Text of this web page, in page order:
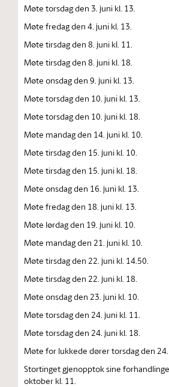
Møte torsdag den 3. juni kl. 13.
Møte fredag den 4. juni kl. 13.
Møte tirsdag den 8. juni kl. 11.
Møte tirsdag den 8. juni kl. 18.
Møte onsdag den 9. juni kl. 13.
Møte torsdag den 10. juni kl. 13.
Møte torsdag den 10. juni kl. 18.
Møte mandag den 14. juni kl. 10.
Møte tirsdag den 15. juni kl. 10.
Møte tirsdag den 15. juni kl. 18.
Møte onsdag den 16. juni kl. 13.
Møte fredag den 18. juni kl. 13.
Møte lørdag den 19. juni kl. 10.
Møte mandag den 21. juni kl. 10.
Møte tirsdag den 22. juni kl. 14.50.
Møte tirsdag den 22. juni kl. 18.
Møte onsdag den 23. juni kl. 10.
Møte torsdag den 24. juni kl. 11.
Møte torsdag den 24. juni kl. 18.
Møte for lukkede dører torsdag den 24.
Stortinget gjenopptok sine
oktober kl. 11.